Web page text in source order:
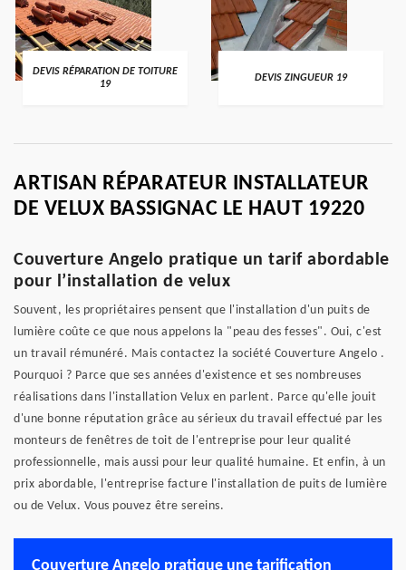
DEVIS RÉPARATION DE TOITURE
19
DEVIS ZINGUEUR 19
ARTISAN RÉPARATEUR INSTALLATEUR
DE VELUX BASSIGNAC LE HAUT 19220
Couverture Angelo pratique un tarif abordable
pour l’installation de velux
Souvent, les propriétaires pensent que l'installation d'un puits de
lumière coûte ce que nous appelons la "peau des fesses". Oui, c'est
un travail rémunéré. Mais contactez la société Couverture Angelo .
Pourquoi ? Parce que ses années d'existence et ses nombreuses
réalisations dans l'installation Velux en parlent. Parce qu'elle jouit
d'une bonne réputation grâce au sérieux du travail effectué par les
monteurs de fenêtres de toit de l'entreprise pour leur qualité
professionnelle, mais aussi pour leur qualité humaine. Et enfin, à un
prix abordable, l'entreprise facture l'installation de puits de lumière
ou de Velux. Vous pouvez être sereins.
Couverture Angelo pratique une tarification